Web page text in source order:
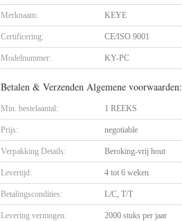
Merknaam: KEYE
Certificering: CE/ISO 9001
Modelnummer: KY-PC
Betalen & Verzenden Algemene voorwaarden:
Min. bestelaantal: 1 REEKS
Prijs: negotiable
Verpakking Details: Beroking-vrij hout
Levertijd: 4 tot 6 weken
Betalingscondities: L/C, T/T
Levering vermogen: 2000 stuks per jaar